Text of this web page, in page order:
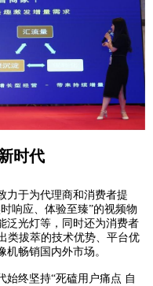
时代
于为代理商和消费者提
响应、体验至臻”的视频物
泛光灯等，同时还为消费者
类拔萃的技术优势、平台优
畅销国内外市场。
终坚持“死磕用户痛点 自